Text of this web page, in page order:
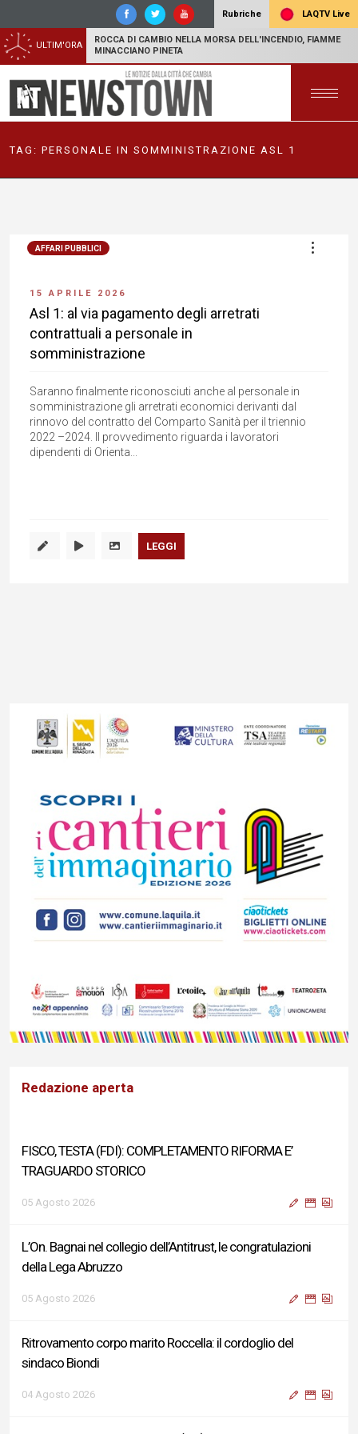
Rubriche LAQTV Live
ULTIM'ORA
ROCCA DI CAMBIO NELLA MORSA DELL'INCENDIO, FIAMME
MINACCIANO PINETA
TAG: PERSONALE IN SOMMINISTRAZIONE ASL 1
AFFARI PUBBLICI
15 APRILE 2026
Asl 1: al via pagamento degli arretrati
contrattuali a personale in
somministrazione
Saranno finalmente riconosciuti anche al personale in
somministrazione gli arretrati economici derivanti dal
rinnovo del contratto del Comparto Sanità per il triennio
2022 –2024. Il provvedimento riguarda i lavoratori
dipendenti di Orienta...
LEGGI
Redazione aperta
FISCO, TESTA (FDI): COMPLETAMENTO RIFORMA E’
TRAGUARDO STORICO
05 Agosto 2026
L’On. Bagnai nel collegio dell’Antitrust, le congratulazioni
della Lega Abruzzo
05 Agosto 2026
Ritrovamento corpo marito Roccella: il cordoglio del
sindaco Biondi
04 Agosto 2026